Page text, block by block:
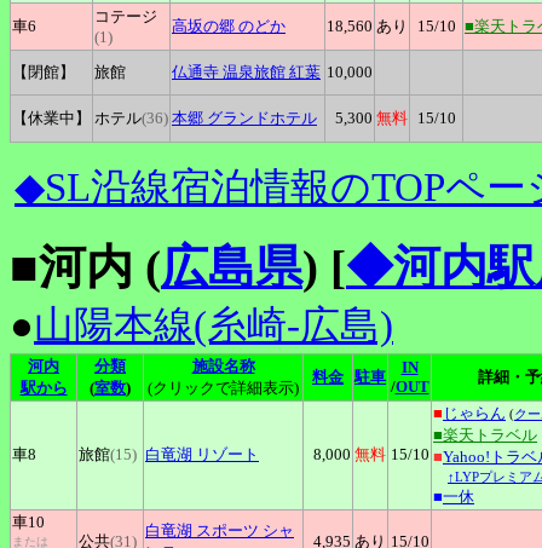
車6
コテージ
(1)
高坂の郷 のどか 18,560 あり 15/10 ■楽天トラ
【閉館】 旅館 仏通寺 温泉旅館 紅葉 10,000
【休業中】 ホテル(36) 本郷 グランドホテル 5,300 無料 15/10
◆SL沿線宿泊情報のTOPペー
■河内 (広島県) [◆河内駅
●山陽本線(糸崎-広島)
河内
駅から
分類
(室数)
施設名称
(クリックで詳細表示)
料金 駐車
IN
/OUT
詳細・
車8 旅館(15) 白竜湖 リゾート 8,000 無料 15/10
■ じゃらん (ク
■楽天トラベル
■Yahoo!トラベ
↑LYPプレミア
■一休
車10
または 公共(31)
白竜湖 スポーツ シャ
4,935 あり 15/10